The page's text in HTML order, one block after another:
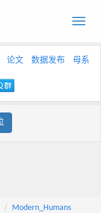
Toggle
论文 数据发布
母系
Modern_Humans